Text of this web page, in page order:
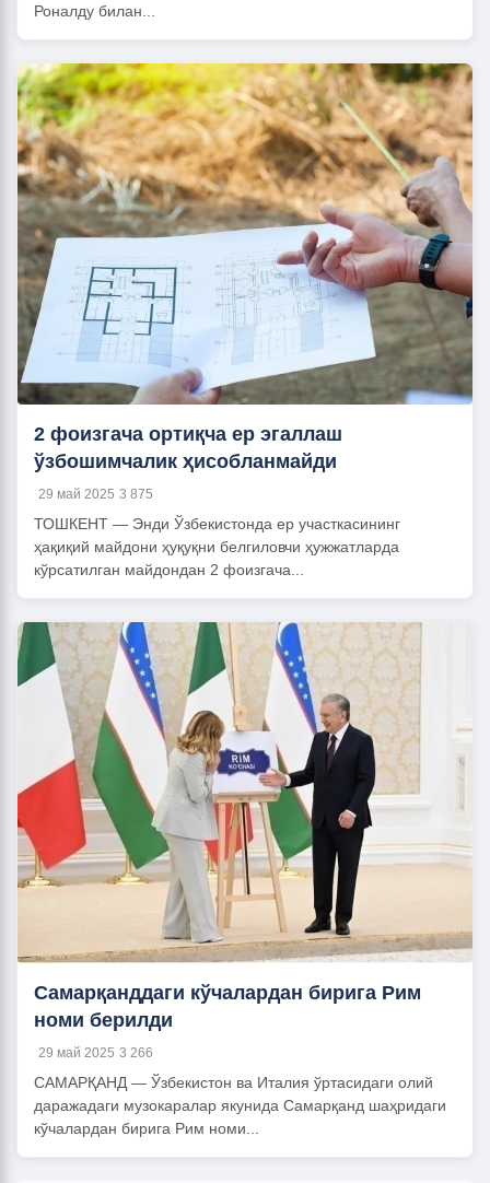
Роналду билан...
2 фоизгача ортиқча ер эгаллаш
ўзбошимчалик ҳисобланмайди
29 май 2025 3 875
ТОШКЕНТ — Энди Ўзбекистонда ер участкасининг
ҳақиқий майдони ҳуқуқни белгиловчи ҳужжатларда
кўрсатилган майдондан 2 фоизгача...
Самарқанддаги кўчалардан бирига Рим
номи берилди
29 май 2025 3 266
САМАРҚАНД — Ўзбекистон ва Италия ўртасидаги олий
даражадаги музокаралар якунида Самарқанд шаҳридаги
кўчалардан бирига Рим номи...